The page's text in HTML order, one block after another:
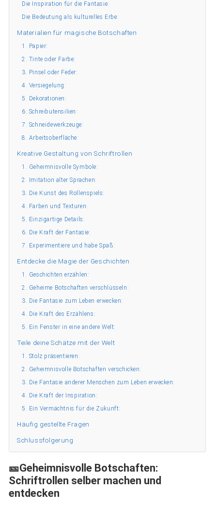
Die Inspiration für die Fantasie:
Die Bedeutung als kulturelles Erbe:
Materialien für magische Botschaften
1. Papier:
2. Tinte oder Farbe:
3. Pinsel oder Feder:
4. Versiegelung:
5. Dekorationen:
6. Schreibutensilien:
7. Schneidewerkzeuge:
8. Arbeitsoberfläche:
Kreative Gestaltung von Schriftrollen
1. Geheimnisvolle Symbole:
2. Imitation alter Sprachen:
3. Die Kunst des Rollenspiels:
4. Farben und Texturen:
5. Einzigartige Details:
6. Die Kraft der Fantasie:
7. Experimentiere und habe Spaß:
Entdecke die Magie der Geschichten
1. Geschichten erzählen:
2. Geheime Botschaften verschlüsseln:
3. Die Fantasie zum Leben erwecken:
4. Die Kraft des Erzählens:
5. Ein Fenster in eine andere Welt:
Teile deine Schätze mit der Welt
1. Stolz präsentieren:
2. Geheimnisvolle Botschaften verschicken:
3. Die Fantasie anderer Menschen zum Leben erwecken:
4. Die Kraft der Inspiration:
5. Ein Vermächtnis für die Zukunft:
Häufig gestellte Fragen
Schlussfolgerung
🎫Geheimnisvolle Botschaften:
Schriftrollen selber machen und
entdecken